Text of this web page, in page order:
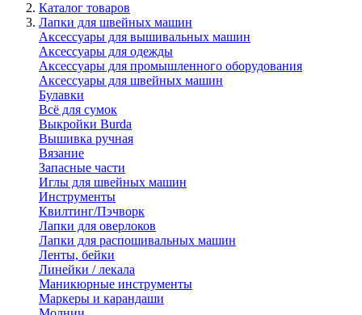
Каталог товаров
Лапки для швейных машин
Аксессуары для вышивальных машин
Аксессуары для одежды
Аксессуары для промышленного оборудования
Аксессуары для швейных машин
Булавки
Всё для сумок
Выкройки Burda
Вышивка ручная
Вязание
Запасные части
Иглы для швейных машин
Инструменты
Квилтинг/Пэчворк
Лапки для оверлоков
Лапки для распошивальных машин
Ленты, бейки
Линейки / лекала
Маникюрные инструменты
Маркеры и карандаши